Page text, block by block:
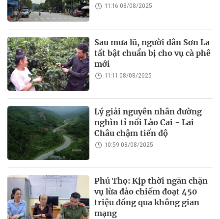
11:16 08/08/2025
Sau mưa lũ, người dân Sơn La
tất bật chuẩn bị cho vụ cà phê
mới
11:11 08/08/2025
Lý giải nguyên nhân đường
nghìn tỉ nối Lào Cai - Lai
Châu chậm tiến độ
10:59 08/08/2025
Phú Thọ: Kịp thời ngăn chặn
vụ lừa đảo chiếm đoạt 450
triệu đồng qua không gian
mạng